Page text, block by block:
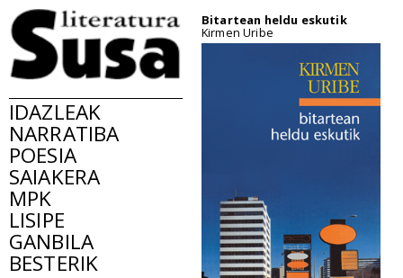
IDAZLEAK
NARRATIBA
POESIA
SAIAKERA
MPK
LISIPE
GANBILA
BESTERIK
Bitartean heldu eskutik
Kirmen Uribe